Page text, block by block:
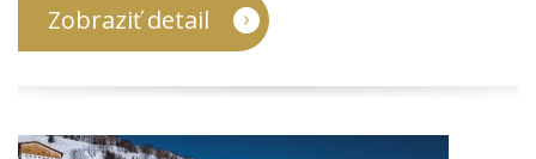
Zobraziť detail